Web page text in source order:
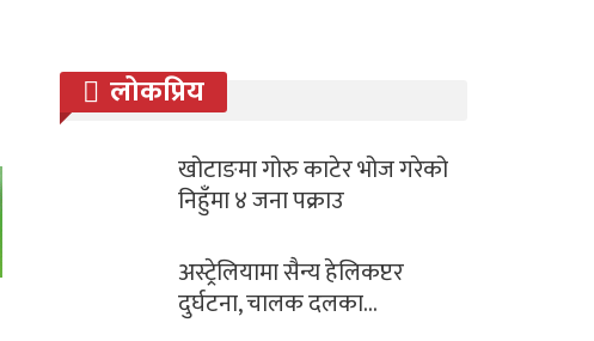
लोकप्रिय
खोटाङमा गोरु काटेर भोज गरेको
निहुँमा ४ जना पक्राउ
अस्ट्रेलियामा सैन्य हेलिकप्टर
दुर्घटना, चालक दलका…